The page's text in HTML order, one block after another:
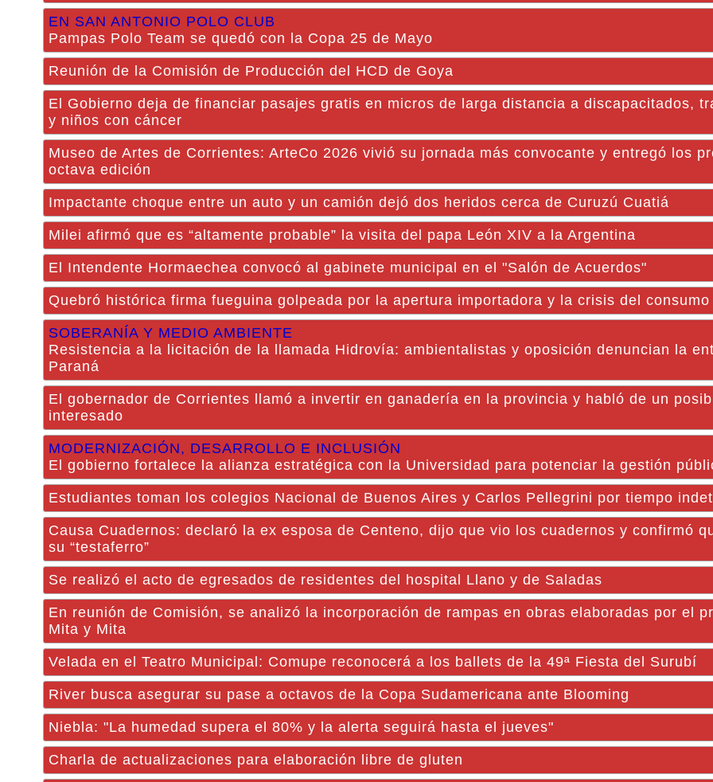
EN SAN ANTONIO POLO CLUB
Pampas Polo Team se quedó con la Copa 25 de Mayo
Reunión de la Comisión de Producción del HCD de Goya
El Gobierno deja de financiar pasajes gratis en micros de larga distancia a discapacitados,
y niños con cáncer
Museo de Artes de Corrientes: ArteCo 2026 vivió su jornada más convocante y entregó los
octava edición
Impactante choque entre un auto y un camión dejó dos heridos cerca de Curuzú Cuatiá
Milei afirmó que es “altamente probable” la visita del papa León XIV a la Argentina
El Intendente Hormaechea convocó al gabinete municipal en el "Salón de Acuerdos"
Quebró histórica firma fueguina golpeada por la apertura importadora y la crisis del consumo
SOBERANÍA Y MEDIO AMBIENTE
Resistencia a la licitación de la llamada Hidrovía: ambientalistas y oposición denuncian la
Paraná
El gobernador de Corrientes llamó a invertir en ganadería en la provincia y habló de un
interesado
MODERNIZACIÓN, DESARROLLO E INCLUSIÓN
El gobierno fortalece la alianza estratégica con la Universidad para potenciar la gestión
Estudiantes toman los colegios Nacional de Buenos Aires y Carlos Pellegrini por tiempo
Causa Cuadernos: declaró la ex esposa de Centeno, dijo que vio los cuadernos y confirmó
su “testaferro”
Se realizó el acto de egresados de residentes del hospital Llano y de Saladas
En reunión de Comisión, se analizó la incorporación de rampas en obras elaboradas por el
Mita y Mita
Velada en el Teatro Municipal: Comupe reconocerá a los ballets de la 49ª Fiesta del Surubí
River busca asegurar su pase a octavos de la Copa Sudamericana ante Blooming
Niebla: "La humedad supera el 80% y la alerta seguirá hasta el jueves"
Charla de actualizaciones para elaboración libre de gluten